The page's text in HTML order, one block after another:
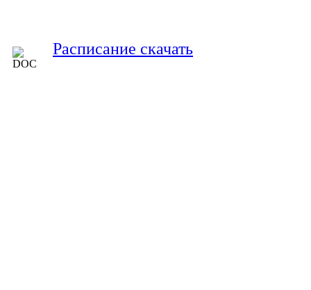
Расписание скачать